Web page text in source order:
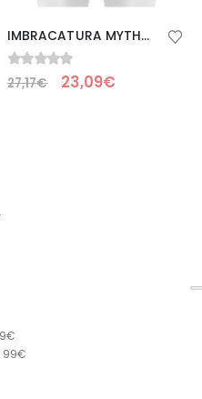
IMBRACATURA MYTHOLOGY FANTASY – BRONZO S/M
0Su 5
27,17€ 23,09€
99€